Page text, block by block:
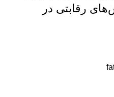
رقابتی در